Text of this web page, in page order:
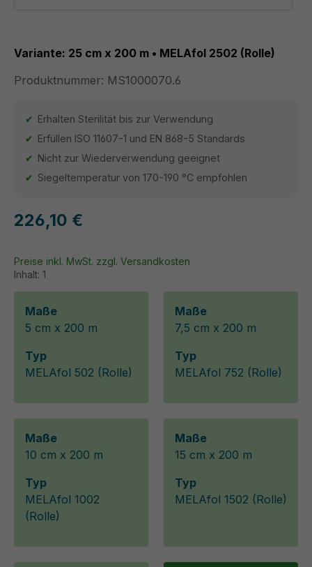
Variante: 25 cm x 200 m • MELAfol 2502 (Rolle)
Produktnummer: MS1000070.6
Erhalten Sterilität bis zur Verwendung
Erfüllen ISO 11607-1 und EN 868-5 Standards
Nicht zur Wiederverwendung geeignet
Siegeltemperatur von 170-190 °C empfohlen
226,10 €
Inhalt: 1
Preise inkl. MwSt. zzgl. Versandkosten
Maße
5 cm x 200 m
Typ
MELAfol 502 (Rolle)
Maße
7,5 cm x 200 m
Typ
MELAfol 752 (Rolle)
Maße
10 cm x 200 m
Typ
MELAfol 1002
(Rolle)
Maße
15 cm x 200 m
Typ
MELAfol 1502 (Rolle)